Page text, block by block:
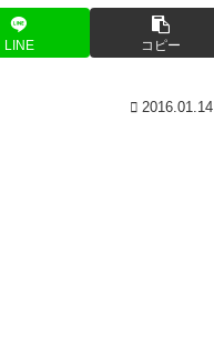
LINE コピー
2016.01.14